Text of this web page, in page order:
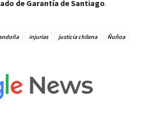
de Garantía de Santiago.
injurias justicia chilena
Ñuñoa